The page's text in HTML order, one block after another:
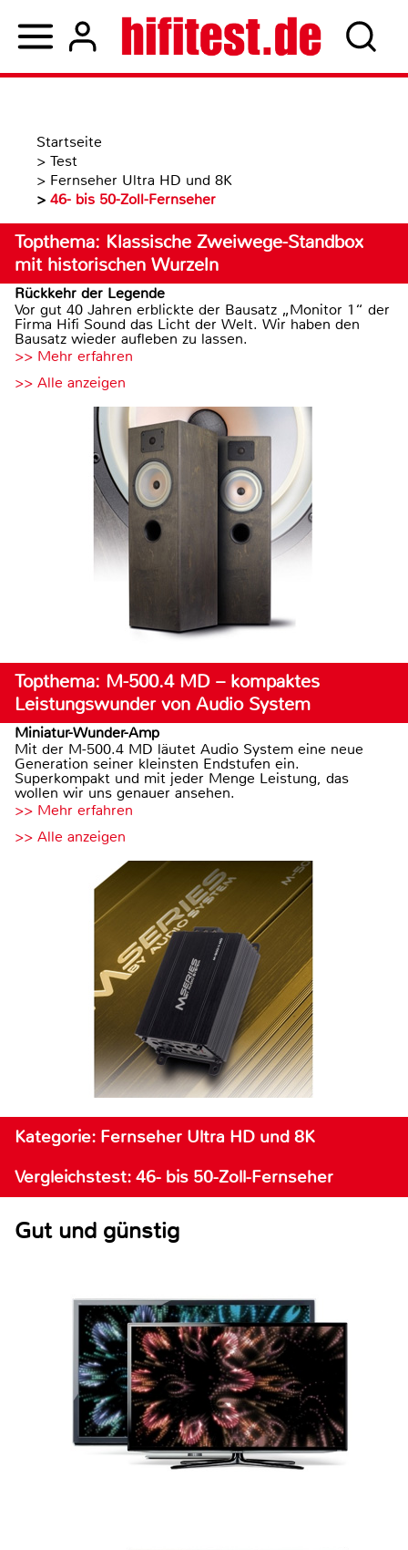
Startseite
> Test
> Fernseher Ultra HD und 8K
> 46- bis 50-Zoll-Fernseher
Topthema: Klassische Zweiwege-Standbox
mit historischen Wurzeln
Rückkehr der Legende
Vor gut 40 Jahren erblickte der Bausatz „Monitor 1“ der
Firma Hifi Sound das Licht der Welt. Wir haben den
Bausatz wieder aufleben zu lassen.
>> Mehr erfahren
>> Alle anzeigen
Topthema: M-500.4 MD – kompaktes
Leistungswunder von Audio System
Miniatur-Wunder-Amp
Mit der M-500.4 MD läutet Audio System eine neue
Generation seiner kleinsten Endstufen ein.
Superkompakt und mit jeder Menge Leistung, das
wollen wir uns genauer ansehen.
>> Mehr erfahren
>> Alle anzeigen
Kategorie: Fernseher Ultra HD und 8K
Vergleichstest: 46- bis 50-Zoll-Fernseher
Gut und günstig